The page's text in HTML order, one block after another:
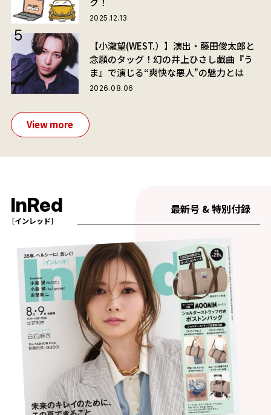
2025.12.13
【小瀧望(WEST.）】演出・藤田俊太郎と
念願のタッグ！幻の井上ひさし戯曲『う
ま』で演じる“爽快な悪人”の魅力とは
2026.08.06
View more
InRed
［インレッド］
最新号 & 特別付録